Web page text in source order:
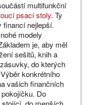
multifunkční
psací stoly. Ty
financí nejlepší.
modely
je, aby měl
sešitů, knih a
do kterých
konkrétního
vašich finančních
Do